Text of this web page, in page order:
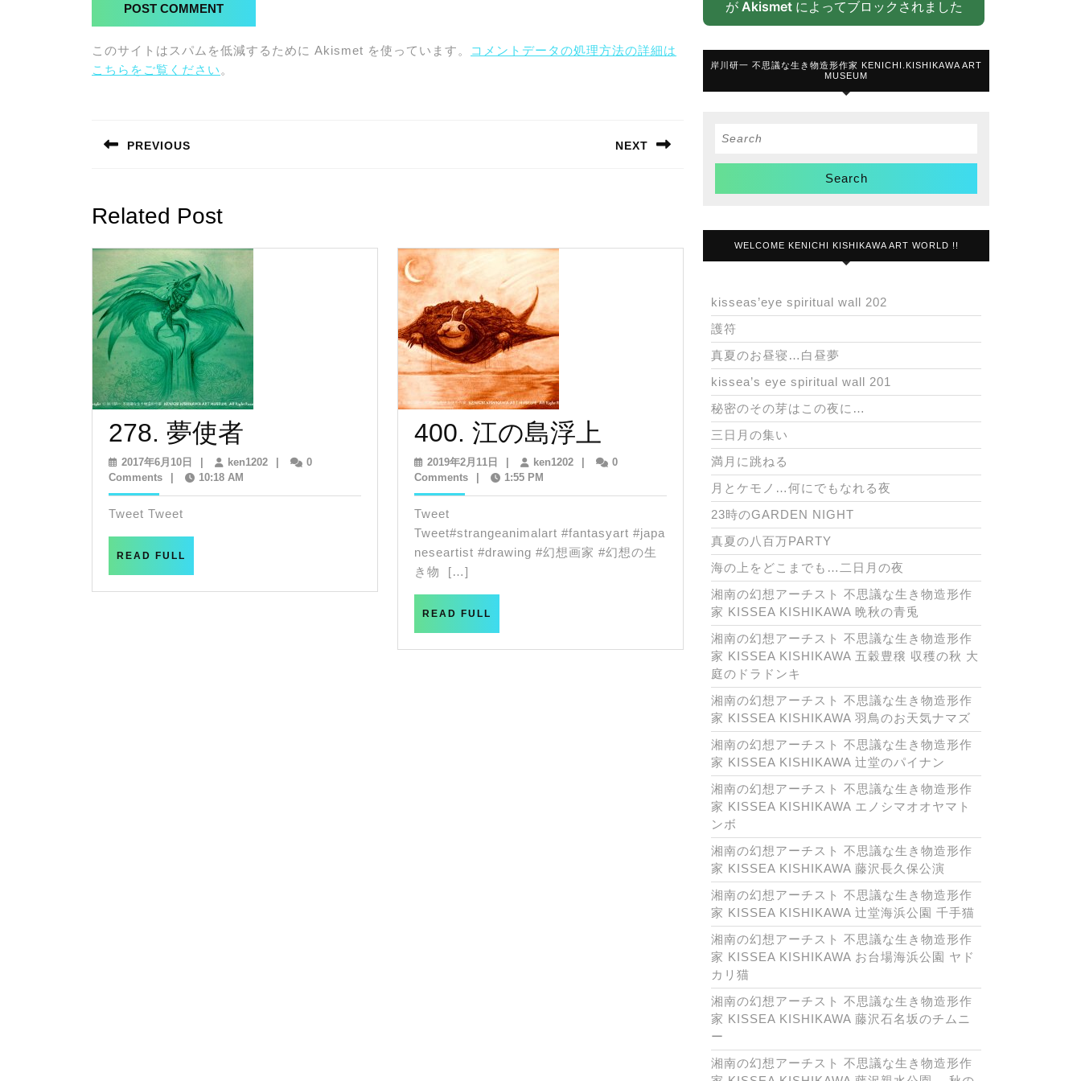
このサイトはスパムを低減するために Akismet を使っています。
コメントデータの処理方法の詳細は
こちらをご覧ください 。
稿
ゲ
ー
シ
ョ
ン
PREVIOUS NEXT
Related Post
278. 夢使者
夢
使
2017年6月10日
2017
年
日
ken1202ken12020
Comments
10:18 AM
Tweet Tweet
READ FULL
400. 江の島浮上
江
の
島
浮
2019年2月11日
2019
年
日
ken1202ken12020
Comments
1:55 PM
Tweet
Tweet#strangeanimalart #fantasyart #japa
neseartist #drawing #幻想画家 #幻想の生
き物 […]
READ FULL
が Akismetによってブロックされました
岸川研一 不思議な生き物造形作家 KENICHI.KISHIKAWA ART
MUSEUM
Search
WELCOME KENICHI KISHIKAWA ART WORLD !!
kisseas’eye spiritual wall 202
護符
真夏のお昼寝…白昼夢
kissea’s eye spiritual wall 201
秘密のその芽はこの夜に…
三日月の集い
満月に跳ねる
月とケモノ…何にでもなれる夜
23時のGARDEN NIGHT
真夏の八百万PARTY
海の上をどこまでも…二日月の夜
湘南の幻想アーチスト 不思議な生き物造形作
家 KISSEA KISHIKAWA 晩秋の青兎
湘南の幻想アーチスト 不思議な生き物造形作
家 KISSEA KISHIKAWA 五穀豊穣 収穫の秋 大
庭のドラドンキ
湘南の幻想アーチスト 不思議な生き物造形作
家 KISSEA KISHIKAWA 羽鳥のお天気ナマズ
湘南の幻想アーチスト 不思議な生き物造形作
家 KISSEA KISHIKAWA 辻堂のパイナン
湘南の幻想アーチスト 不思議な生き物造形作
家 KISSEA KISHIKAWA エノシマオオヤマト
ンボ
湘南の幻想アーチスト 不思議な生き物造形作
家 KISSEA KISHIKAWA 藤沢長久保公演
湘南の幻想アーチスト 不思議な生き物造形作
家 KISSEA KISHIKAWA 辻堂海浜公園 千手猫
湘南の幻想アーチスト 不思議な生き物造形作
家 KISSEA KISHIKAWA お台場海浜公園 ヤド
カリ猫
湘南の幻想アーチスト 不思議な生き物造形作
家 KISSEA KISHIKAWA 藤沢石名坂のチムニ
ー
湘南の幻想アーチスト 不思議な生き物造形作